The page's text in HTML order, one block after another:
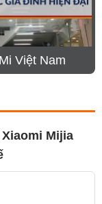
Việt Nam
Mijia